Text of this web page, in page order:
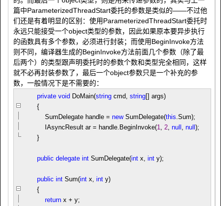
篇中ParameterizedThreadStart委托的参数是类似的——不过他
们还是有着明显的区别：使用ParameterizedThreadStart委托时
永远只能接受一个object类型的参数，因此如果原本要异步执行
的函数具有多个参数，必须进行封装；而使用BeginInvoke方法
则不同，编译器生成的BeginInvoke方法前面几个参数（除了最
后两个）的类型跟声明委托时的参数个数和类型完全相同，这样
就不必再封装参数了，最后一个object参数只是一个补充的参
数，一般情况下是不需要的：
private void DoMain(string cmd, string[] args)
{
SumDelegate handle = newSumDelegate(this.Sum);
IAsyncResult ar = handle.BeginInvoke(1, 2, null , null );
}
public delegate int SumDelegate(int x, int y);
public int Sum(int x, int y)
{
return x + y;